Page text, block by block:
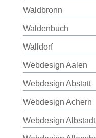
Waldbronn
Waldenbuch
Walldorf
Webdesign Aalen
Webdesign Abstatt
Webdesign Achern
Webdesign Albstadt